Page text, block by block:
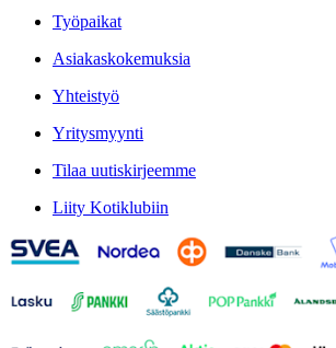
Työpaikat
Asiakaskokemuksia
Yhteistyö
Yritysmyynti
Tilaa uutiskirjeemme
Liity Kotiklubiin